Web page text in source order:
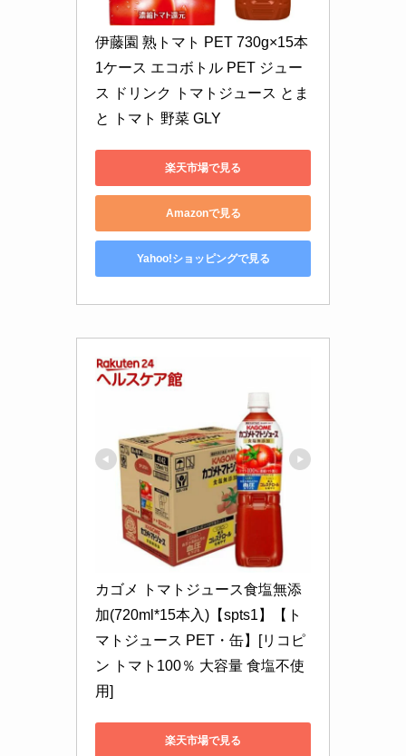
伊藤園 熟トマト PET 730g×15本
1ケース エコボトル PET ジュー
ス ドリンク トマトジュース とま
と トマト 野菜 GLY
楽天市場で見る
Amazonで見る
Yahoo!ショッピングで見る
カゴメ トマトジュース食塩無添
加(720ml*15本入)【spts1】【ト
マトジュース PET・缶】[リコピ
ン トマト100％ 大容量 食塩不使
用]
楽天市場で見る